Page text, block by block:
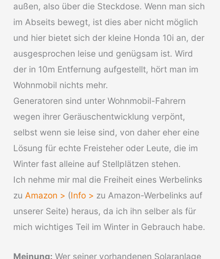
außen, also über die Steckdose. Wenn man sich
im Abseits bewegt, ist dies aber nicht möglich
und hier bietet sich der kleine Honda 10i an, der
ausgesprochen leise und genügsam ist. Wird
der in 10m Entfernung aufgestellt, hört man im
Wohnmobil nichts mehr.
Generatoren sind unter Wohnmobil-Fahrern
wegen ihrer Geräuschentwicklung verpönt,
selbst wenn sie leise sind, von daher eher eine
Lösung für echte Freisteher oder Leute, die im
Winter fast alleine auf Stellplätzen stehen.
Ich nehme mir mal die Freiheit eines Werbelinks
zu Amazon > (Info > zu Amazon-Werbelinks auf
unserer Seite) heraus, da ich ihn selber als für
mich wichtiges Teil im Winter in Gebrauch habe.
Meinung: Wer seiner vorhandenen Solaranlage